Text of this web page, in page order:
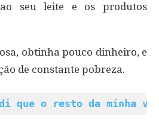
seu leite e os produtos
obtinha pouco dinheiro, e
de constante pobreza.
que o resto da minha